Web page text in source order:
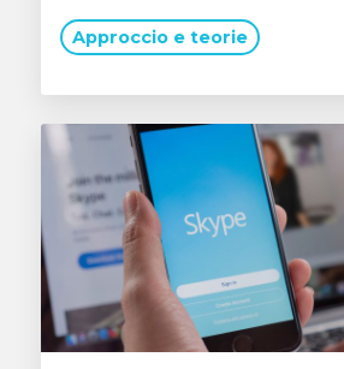
Approccio e teorie